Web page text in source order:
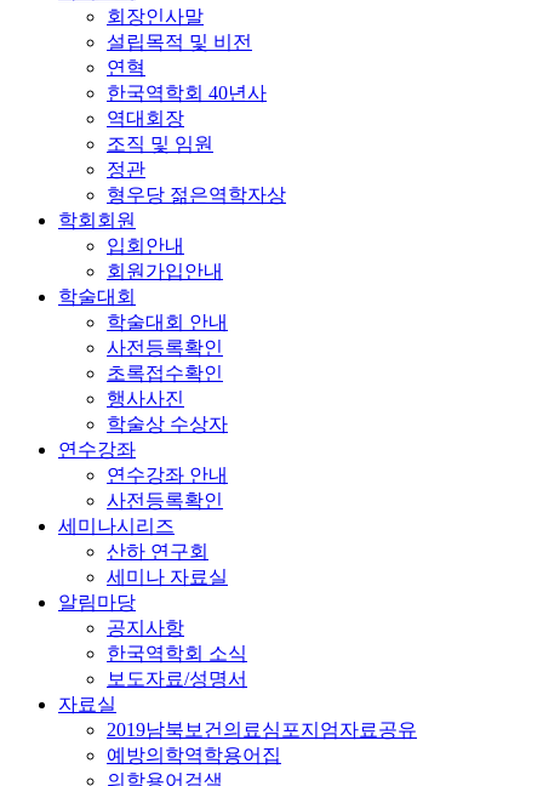
회장인사말
설립목적 및 비전
연혁
한국역학회 40년사
역대회장
조직 및 임원
정관
형우당 젊은역학자상
학회회원
입회안내
회원가입안내
학술대회
학술대회 안내
사전등록확인
초록접수확인
행사사진
학술상 수상자
연수강좌
연수강좌 안내
사전등록확인
세미나시리즈
산하 연구회
세미나 자료실
알림마당
공지사항
한국역학회 소식
보도자료/성명서
자료실
2019남북보건의료심포지엄자료공유
예방의학역학용어집
의학용어검색